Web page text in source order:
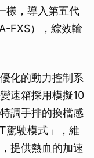
樣，導入第五代
FXS），綜效輸
化的動力控制系
速箱採用模擬10
調手排的換檔感
駕駛模式」，維
提供熱血的加速